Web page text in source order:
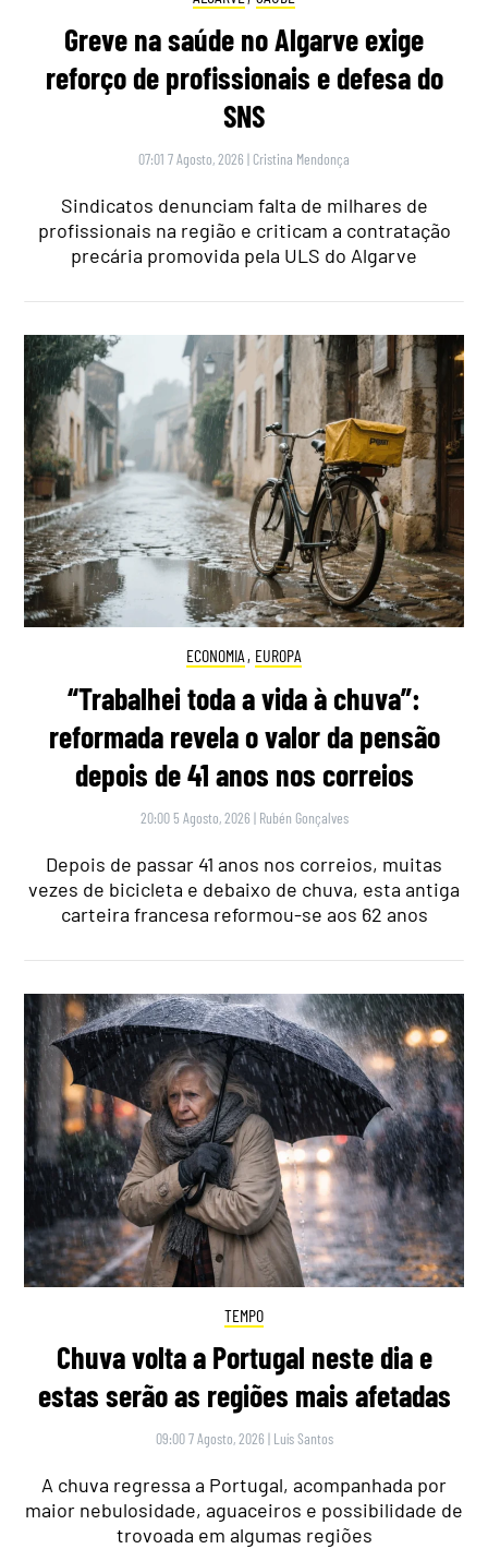
Greve na saúde no Algarve exige
reforço de profissionais e defesa do
SNS
07:01 7 Agosto, 2026 | Cristina Mendonça
Sindicatos denunciam falta de milhares de
profissionais na região e criticam a contratação
precária promovida pela ULS do Algarve
ECONOMIA , EUROPA
“Trabalhei toda a vida à chuva”:
reformada revela o valor da pensão
depois de 41 anos nos correios
20:00 5 Agosto, 2026 | Rubén Gonçalves
Depois de passar 41 anos nos correios, muitas
vezes de bicicleta e debaixo de chuva, esta antiga
carteira francesa reformou-se aos 62 anos
TEMPO
Chuva volta a Portugal neste dia e
estas serão as regiões mais afetadas
09:00 7 Agosto, 2026 | Luís Santos
A chuva regressa a Portugal, acompanhada por
maior nebulosidade, aguaceiros e possibilidade de
trovoada em algumas regiões